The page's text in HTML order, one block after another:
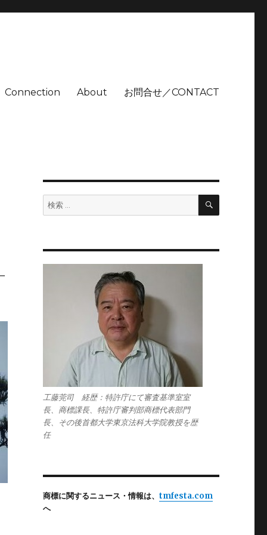
Connection About お問合せ／CONTACT
検
索:
検
工藤莞司 経歴：特許庁にて審査基準室室
長、商標課長、特許庁審判部商標代表部門
長、その後首都大学東京法科大学院教授を歴
任
商標に関するニュース・情報は、 tmfesta.com
へ